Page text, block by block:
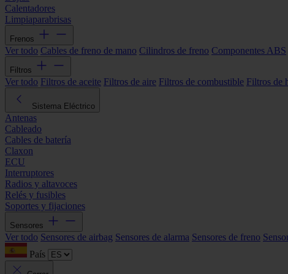
Calentadores
Limpiaparabrisas
Frenos
Ver todo Cables de freno de mano Cilindros de freno Componentes ABS
Filtros
Ver todo Filtros de aceite Filtros de aire Filtros de combustible Filtros de
Sistema Eléctrico
Antenas
Cableado
Cables de batería
Claxon
ECU
Interruptores
Radios y altavoces
Relés y fusibles
Soportes y fijaciones
Sensores
Ver todo Sensores de airbag Sensores de alarma Sensores de freno
País